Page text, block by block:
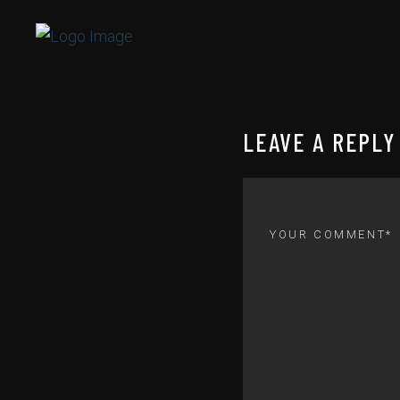
LEAVE A REPLY